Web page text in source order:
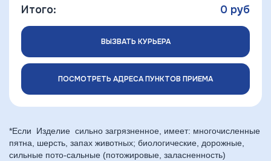
Итого: 0 руб
ВЫЗВАТЬ КУРЬЕРА
ПОСМОТРЕТЬ АДРЕСА ПУНКТОВ ПРИЕМА
*Если Изделие сильно загрязненное, имеет: многочисленные
пятна, шерсть, запах животных; биологические, дорожные,
сильные пото-сальные (потожировые, заласненность)